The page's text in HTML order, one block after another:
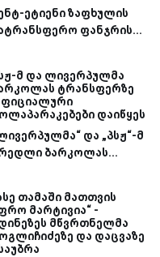
ეტიენი ზაფხულის
ფანჯრის...
მ და ლივერპულმა
ტრანსფერზე
დაიწყეს
და „პსჟ“-მ
ბარკოლას...
თამაში მათთვის
მარტივია“ -
მწვრთნელმა
და დაცვაზე